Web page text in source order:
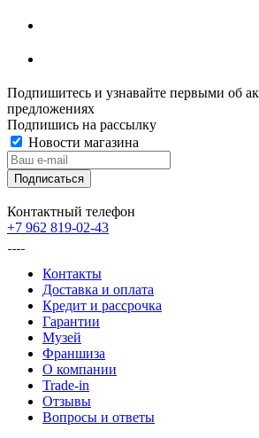
Подпишитесь и узнавайте первыми об
предложениях
Подпишись на рассылку
Новости магазина
Контактный телефон
+7 962 819-02-43
Контакты
Доставка и оплата
Кредит и рассрочка
Гарантии
Музей
Франшиза
О компании
Trade-in
Отзывы
Вопросы и ответы